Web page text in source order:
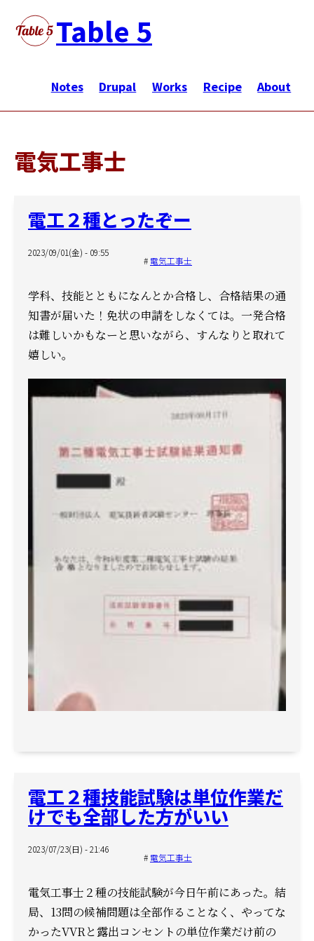
テ
Table 5
ン
ビ
ゲ
シ
ョ
ン
Notes Drupal Works Recipe About
電気工事士
電工２種とったぞー
2023/09/01(金) - 09:55
電気工事士
学科、技能とともになんとか合格し、 合格結果の通
知書が届いた！ 免状の申請をしなくては。 一発合格
は難しいかもなーと思いながら、すんなりと取れて
嬉しい。
電工２種技能試験は単位作業だ
けでも全部した方がいい
2023/07/23(日) - 21:46
電気工事士
電気工事士２種の技能試験が今日午前にあった。 結
局、13問の候補問題は全部作ることなく、 やってな
かったVVRと露出コンセントの単位作業だけ前の